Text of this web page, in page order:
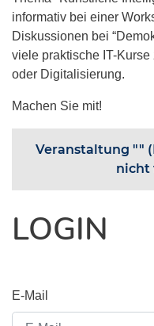
informativ bei einer
Diskussionen bei
viele praktische IT-Kurse
oder Digitalisierung.
Machen Sie mit!
Veranstaltung ""
nicht
LOGIN
E-Mail